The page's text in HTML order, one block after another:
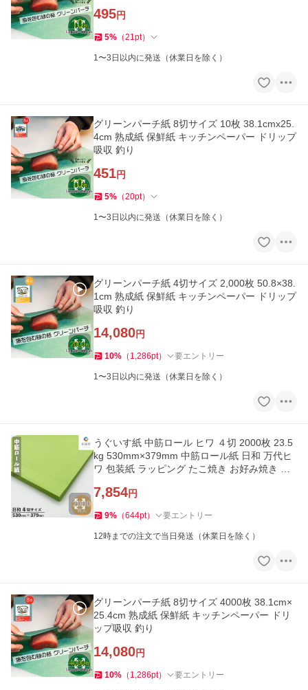
495円
5% （21pt）
1〜3日以内に発送（休業日を除く）
グリーンパーチ紙 8切サイズ 10枚 38.1cmx25.
4cm 熟成紙 保鮮紙 キッチンペーパー ドリップ
吸収 釣り
451円
5% （20pt）
1〜3日以内に発送（休業日を除く）
グリーンパーチ紙 4切サイズ 2,000枚 50.8×38.
1cm 熟成紙 保鮮紙 キッチンペーパー ドリップ
吸収 釣り
14,080円
10% （ 1,286pt） 要エントリー
1〜3日以内に発送（休業日を除く）
うぐいす紙 中筋ロール ヒワ ４切 2000枚 23.5
kg 530mm×379mm 中筋ロール紙 日和 万代ヒ
ワ 包装紙 ラッピング たこ焼き お好み焼き み
7,854円
9% （644pt） 要エントリー
12時までの注文で当日発送（休業日を除く）
グリーンパーチ紙 8切サイズ 4000枚 38.1cm×
25.4cm 熟成紙 保鮮紙 キッチンペーパー ドリ
ップ吸収 釣り
14,080円
10% （ 1,286pt） 要エントリー